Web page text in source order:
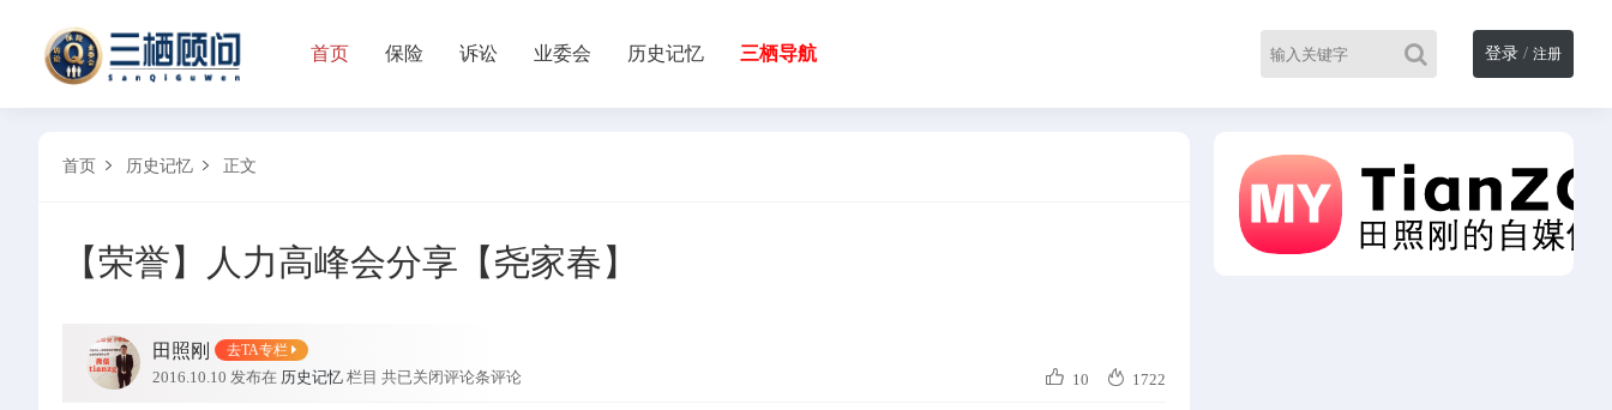
首页 保险 诉讼 业委会 历史记忆 三栖导航 登录 / 注册
首页  历史记忆  正文
【荣誉】人力高峰会分享【尧家春】
田照刚 去TA专栏
2016.10.10 发布在 历史记忆 栏目 共已关闭评论条评论  10  1722